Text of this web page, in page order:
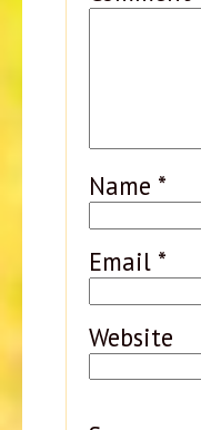
Name *
Email *
Website